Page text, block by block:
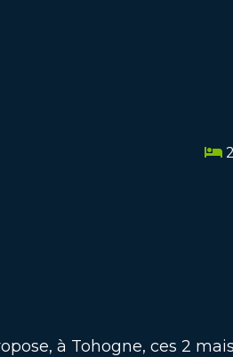
2
à Tohogne, ces 2